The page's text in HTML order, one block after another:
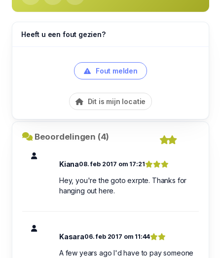
Heeft u een fout gezien?
Fout melden
Dit is mijn locatie
Beoordelingen (4)
Kiana08. feb 2017 om 17:21
Hey, you're the goto exrpte. Thanks for
hanging out here.
Kasara06. feb 2017 om 11:44
A few years ago I'd have to pay someone